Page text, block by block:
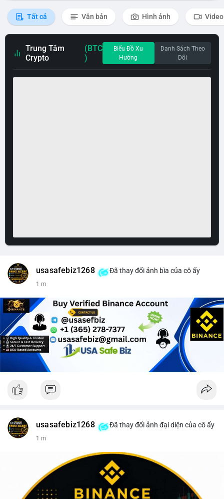
Tất cả Văn bản Hình ảnh Video
Trung Tâm
Crypto
(BTC
)
Biểu Đồ Xu
Hướng
Danh Sách Theo
Dõi
usasafebiz1268 Đã thay đổi ảnh bìa của cô ấy
1 m
usasafebiz1268 Đã thay đổi ảnh đại diện của cô ấy
1 m